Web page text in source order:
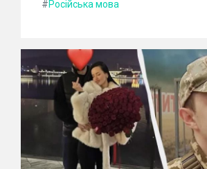
#Російська мова